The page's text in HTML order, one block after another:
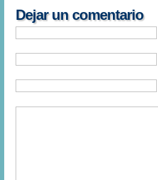
Dejar un comentario